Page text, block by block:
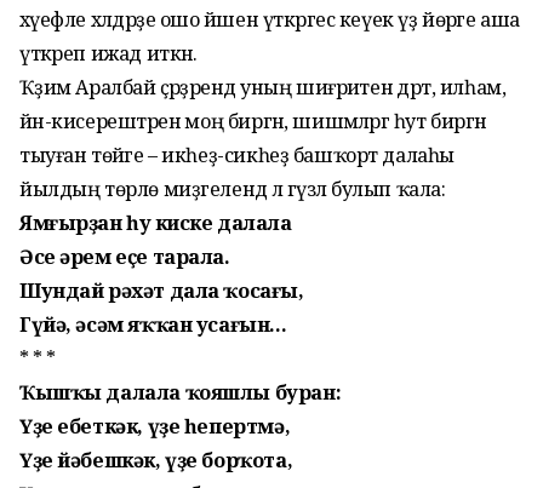
хәүефле хәлдәрҙе ошо йәшен үткәргес кеүек үҙ йөрәге аша
үткәреп ижад иткән.
Ҡәҙим Аралбай әҫәрҙәрендә уның шиғриәтенә дәрт, илһам,
йән-кисерештәренә моң биргән, шишмәләргә һут биргән
тыуған төйәге – икһеҙ-сикһеҙ башҡорт далаһы
йылдың төрлө миҙгелендә лә гүзәл булып ҡала:
Ямғырҙан һуң киске далала
Әсе әрем еҫе тарала.
Шундай рәхәт дала ҡосағы,
Гүйә, әсәм яҡҡан усағын...
* * *
Ҡышҡы далала ҡояшлы буран:
Үҙе ебеткәк, үҙе һепертмә,
Үҙе йәбешкәк, үҙе борҡота,